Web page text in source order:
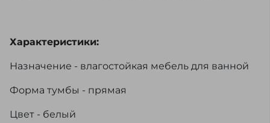
Характеристики:
Назначение - влагостойкая мебель для ванной
Форма тумбы - прямая
Цвет - белый